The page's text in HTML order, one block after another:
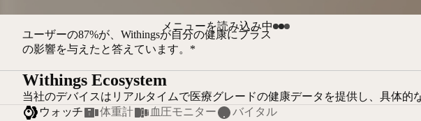
メニューを読み込み中
ユーザーの87%が、Withingsが自分の健康にプラス
の影響を与えたと答えています。*
Withings Ecosystem
当社のデバイスはリアルタイムで医療グレードの健康データを提供し、具体的
ウォッチ 体重計 血圧モニター バイタル